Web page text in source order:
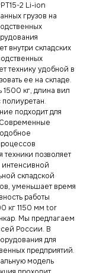
2 Li-ion
грузов на
внутри складских
технику удобной в
ее на складе.
1500 кг, длина вил
подходит для
Современные
позволяет
интенсивной
складской
уменьшает время
работы
кг 1150 мм tor
Мы предлагаем
России. В
для
предприятий.
модель